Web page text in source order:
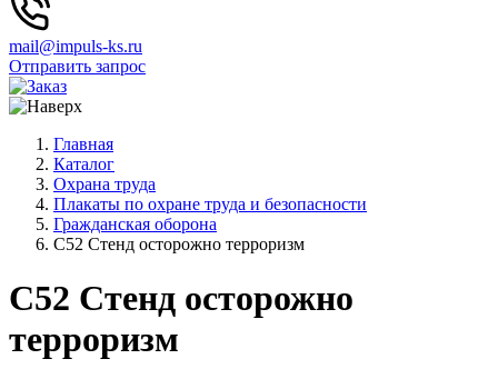
mail@impuls-ks.ru
Отправить запрос
Главная
Каталог
Охрана труда
Плакаты по охране труда и безопасности
Гражданская оборона
С52 Стенд осторожно терроризм
С52 Стенд осторожно
терроризм